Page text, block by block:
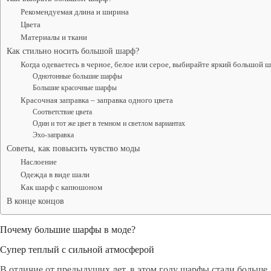
Рекомендуемая длина и ширина
Цвета
Материалы и ткани
Как стильно носить большой шарф?
Когда одеваетесь в черное, белое или серое, выбирайте яркий большой
Однотонные большие шарфы
Большие красочные шарфы
Красочная заправка – заправка одного цвета
Соответствие цвета
Один и тот же цвет в темном и светлом вариантах
Эхо-заправка
Советы, как повысить чувство моды
Наслоение
Одежда в виде шали
Как шарф с капюшоном
В конце концов
Почему большие шарфы в моде?
Супер теплый с сильной атмосферой